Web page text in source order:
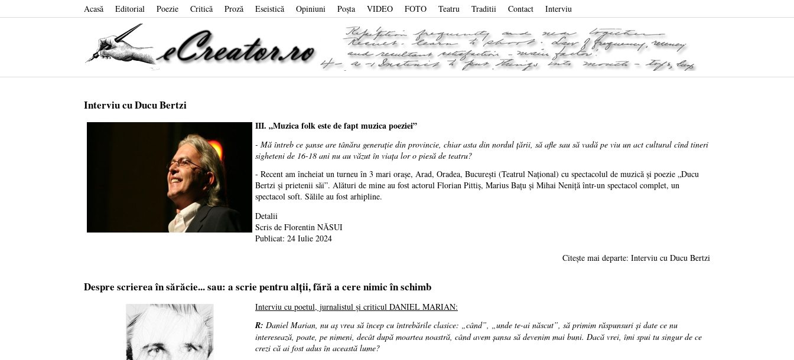
Acasă Editorial Poezie Critică Proză Eseistică Opiniuni Poşta VIDEO FOTO Teatru Traditii Contact Interviu
Interviu cu Ducu Bertzi
III. „Muzica folk este de fapt muzica poeziei”
- Mă întreb ce şanse are tânăra generaţie din provincie, chiar asta din nordul ţării, să afle sau să vadă pe viu un act cultural cînd tineri
sigheteni de 16-18 ani nu au văzut în viaţa lor o piesă de teatru?
- Recent am încheiat un turneu în 3 mari oraşe, Arad, Oradea, Bucureşti (Teatrul Naţional) cu spectacolul de muzică şi poezie „Ducu
Bertzi şi prietenii săi”. Alături de mine au fost actorul Florian Pittiş, Marius Baţu şi Mihai Neniţă într-un spectacol complet, un
spectacol soft. Sălile au fost arhipline.
Detalii
Scris de Florentin NĂSUI
Publicat: 24 Iulie 2024
Citește mai departe: Interviu cu Ducu Bertzi
Despre scrierea în sărăcie... sau: a scrie pentru alții, fără a cere nimic în schimb
Interviu cu poetul, jurnalistul şi criticul DANIEL MARIAN:
R: Daniel Marian, nu aș vrea să încep cu întrebările clasice: „când”, „unde te-ai născut”, să primim răspunsuri şi date ce nu
interesează, poate, pe nimeni, decât după moartea noastră, când avem şansa să devenim mai buni. Dacă vrei, îmi spui tu singur de ce
crezi că ai fost adus în această lume?